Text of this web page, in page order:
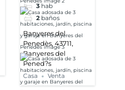
jardín, piscina y
garaje en
Banyeres del
Penedès
3 hab
2 baños
Banyeres del
Penedès, 43711,
Banyeres del
Pened?s
Casa Venta